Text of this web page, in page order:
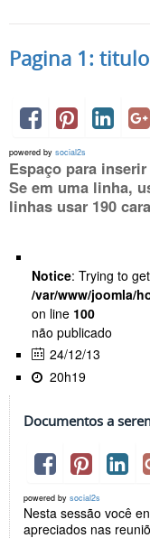
Pagina 1:
powered by social2s
Espaço para
Se em uma linha,
linhas usar 190
Notice: Trying to
/var/www/joomla/
on line 100
não publicado
24/12/13
20h19
Documentos a
powered by social2s
Nesta sessão você
apreciados nas